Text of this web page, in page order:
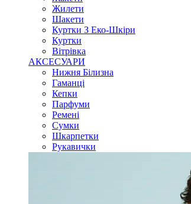
Жилети
Шакети
Куртки З Еко-Шкіри
Куртки
Вітрівка
АКСЕСУАРИ
Нижня Білизна
Гаманці
Кепки
Парфуми
Ремені
Сумки
Шкарпетки
Рукавички